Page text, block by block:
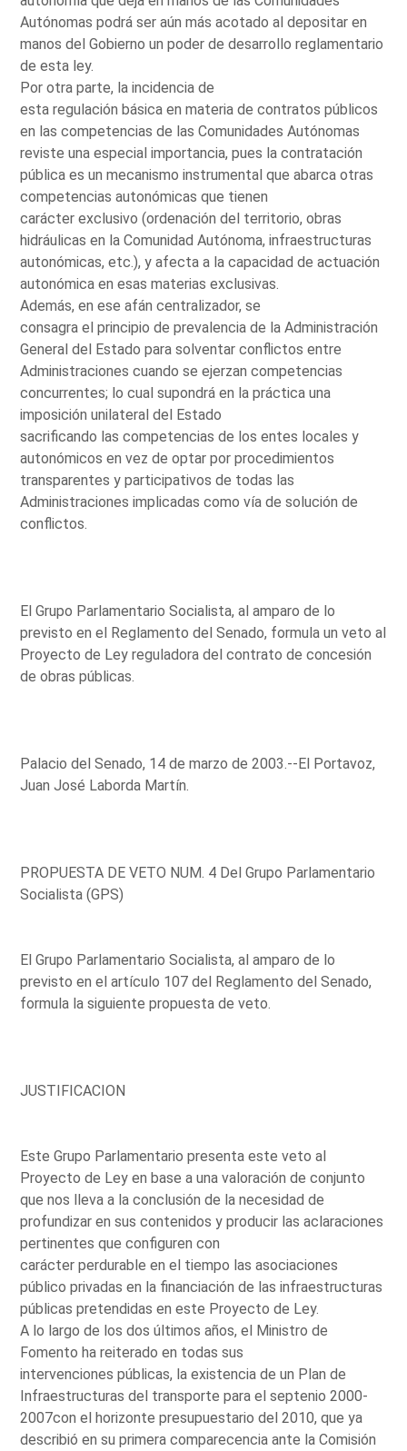
Autónomas podrá ser aún más acotado al depositar en
manos del Gobierno un poder de desarrollo reglamentario
de esta ley.
Por otra parte, la incidencia de
esta regulación básica en materia de contratos públicos
en las competencias de las Comunidades Autónomas
reviste una especial importancia, pues la contratación
pública es un mecanismo instrumental que abarca otras
competencias autonómicas que tienen
carácter exclusivo (ordenación del territorio, obras
hidráulicas en la Comunidad Autónoma, infraestructuras
autonómicas, etc.), y afecta a la capacidad de actuación
autonómica en esas materias exclusivas.
Además, en ese afán centralizador, se
consagra el principio de prevalencia de la Administración
General del Estado para solventar conflictos entre
Administraciones cuando se ejerzan competencias
concurrentes; lo cual supondrá en la práctica una
imposición unilateral del Estado
sacrificando las competencias de los entes locales y
autonómicos en vez de optar por procedimientos
transparentes y participativos de todas las
Administraciones implicadas como vía de solución de
conflictos.
El Grupo Parlamentario Socialista, al amparo de lo
previsto en el Reglamento del Senado, formula un veto al
Proyecto de Ley reguladora del contrato de concesión
de obras públicas.
Palacio del Senado, 14 de marzo de 2003.--El Portavoz,
Juan José Laborda Martín.
PROPUESTA DE VETO NUM. 4 Del Grupo Parlamentario
Socialista (GPS)
El Grupo Parlamentario Socialista, al amparo de lo
previsto en el artículo 107 del Reglamento del Senado,
formula la siguiente propuesta de veto.
JUSTIFICACION
Este Grupo Parlamentario presenta este veto al
Proyecto de Ley en base a una valoración de conjunto
que nos lleva a la conclusión de la necesidad de
profundizar en sus contenidos y producir las aclaraciones
pertinentes que configuren con
carácter perdurable en el tiempo las asociaciones
público privadas en la financiación de las infraestructuras
públicas pretendidas en este Proyecto de Ley.
A lo largo de los dos últimos años, el Ministro de
Fomento ha reiterado en todas sus
intervenciones públicas, la existencia de un Plan de
Infraestructuras del transporte para el septenio 2000-
2007con el horizonte presupuestario del 2010, que ya
describió en su primera comparecencia ante la Comisión